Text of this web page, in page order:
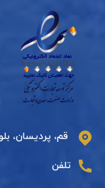
قم، پردیسان،
تلفن